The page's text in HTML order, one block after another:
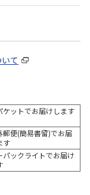
て
ケットでお届けします
郵便(簡易書留)でお届
す
パックライトでお届け